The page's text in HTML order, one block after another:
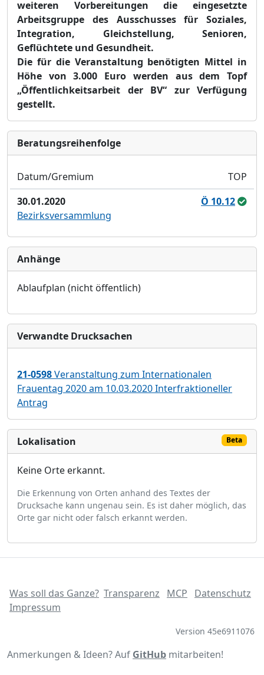
weiteren Vorbereitungen die eingesetzte
Arbeitsgruppe des Ausschusses für Soziales,
Integration, Gleichstellung, Senioren,
Geflüchtete und Gesundheit.
Die für die Veranstaltung benötigten Mittel in
Höhe von 3.000 Euro werden aus dem Topf
„Öffentlichkeitsarbeit der BV“ zur Verfügung
gestellt.
Bera­tungs­reihen­folge
Datum/Gremium
TOP
30.01.2020
Ö 10.12
Bezirksversammlung
Anhänge
Ablaufplan (nicht öffentlich)
Verwandte Drucksachen
21-0598Veranstaltung zum Internationalen
Frauentag 2020 am 10.03.2020 Interfraktioneller
Antrag
Lokalisation Beta
Keine Orte erkannt.
Die Erkennung von Orten anhand des Textes der
Drucksache kann ungenau sein. Es ist daher möglich, das
Orte gar nicht oder falsch erkannt werden.
Was soll das Ganze? Transparenz MCP
Datenschutz
Impressum
Version 45e6911076
Anmerkungen & Ideen? Auf GitHub mitarbeiten!